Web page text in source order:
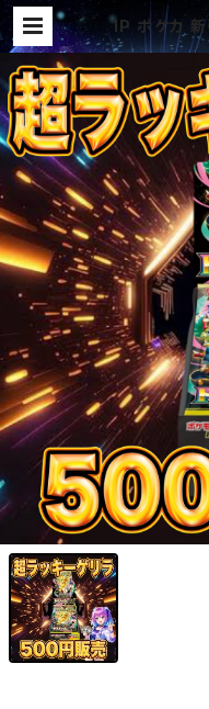
1P ポケカ
ラ オリパ |
パ専門店 (
王、ヴァ